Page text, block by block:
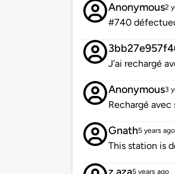
Anonymous2
#740
J’ai rechargé
Anonymous3
Rechargé avec
Gnath5 years ago
This station is
5 years ago